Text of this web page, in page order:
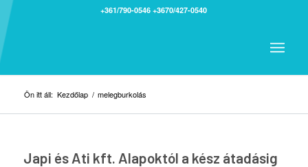
+361/790-0546 +3670/427-0540
Ön itt áll: Kezdőlap / melegburkolás
Japi és Ati kft. Alapoktól a kész átadásig